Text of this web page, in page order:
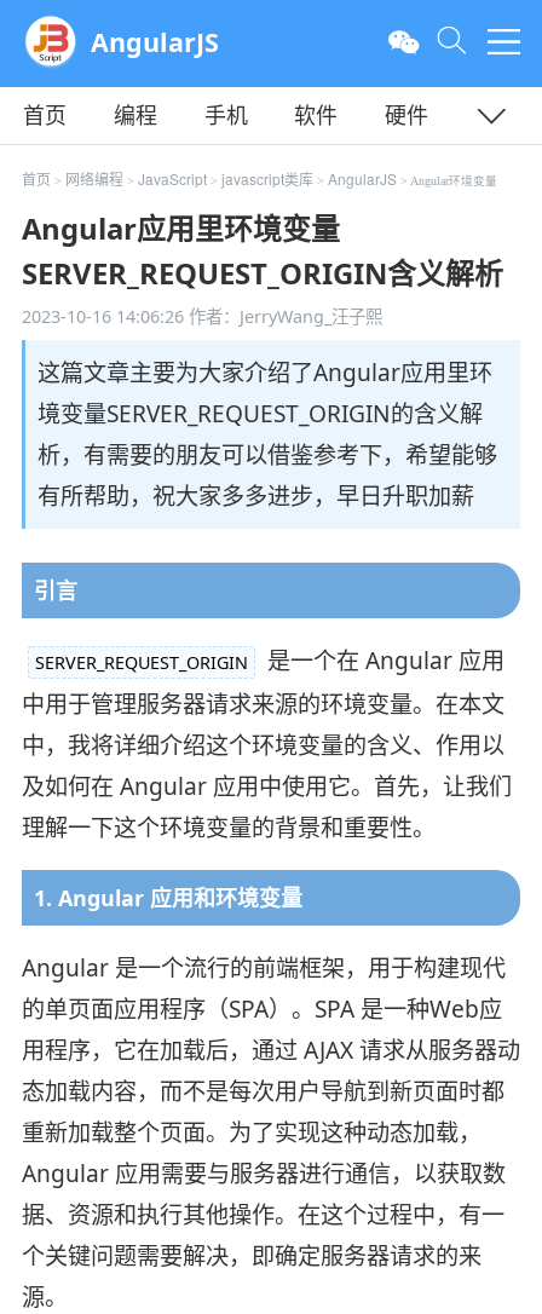
AngularJS
首页 编程 手机 软件
硬件
教程
平面 服务器
首页 > 网络编程 > JavaScript> javascript类库> AngularJS> Angular环境变量
Angular应用里环境变量
SERVER_REQUEST_ORIGIN含义解析
2023-10-16 14:06:26作者：JerryWang_汪子熙
这篇文章主要为大家介绍了Angular应用里环
境变量SERVER_REQUEST_ORIGIN的含义解
析，有需要的朋友可以借鉴参考下，希望能够
有所帮助，祝大家多多进步，早日升职加薪
引言
SERVER_REQUEST_ORIGIN
是一个在 Angular 应用
中用于管理服务器请求来源的环境变量。在本文
中，我将详细介绍这个环境变量的含义、作用以
及如何在 Angular 应用中使用它。首先，让我们
理解一下这个环境变量的背景和重要性。
1. Angular 应用和环境变量
Angular 是一个流行的前端框架，用于构建现代
的单页面应用程序（SPA）。SPA 是一种Web应
用程序，它在加载后，通过 AJAX 请求从服务器动
态加载内容，而不是每次用户导航到新页面时都
重新加载整个页面。为了实现这种动态加载，
Angular 应用需要与服务器进行通信，以获取数
据、资源和执行其他操作。在这个过程中，有一
个关键问题需要解决，即确定服务器请求的来
源。